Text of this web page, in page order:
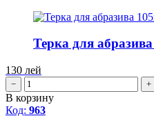
Терка для
130 лей
− +
В корзину
Код: 963